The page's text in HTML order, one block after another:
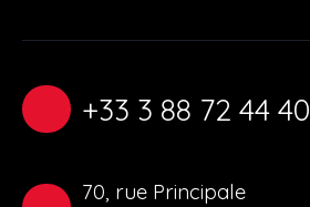
+33 3 88 72 44 40
70, rue Principale